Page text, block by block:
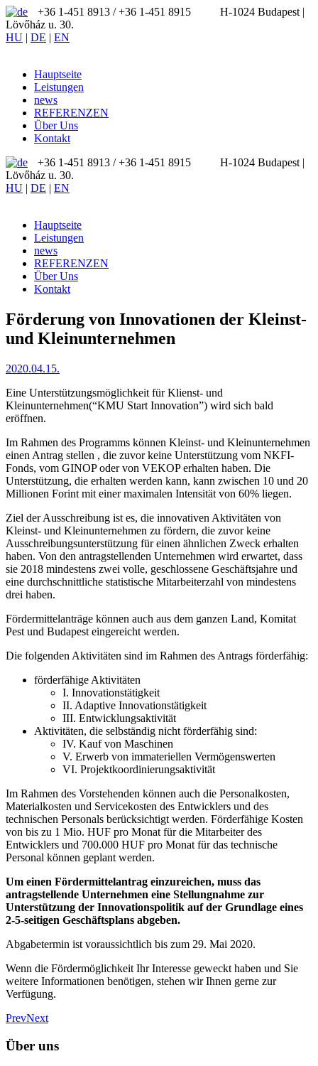
+36 1-451 8913 / ‪+36 1-451 8915
H-1024 Budapest |
Lövőház u. 30.
HU | DE | EN
Hauptseite
Leistungen
news
REFERENZEN
Über Uns
Kontakt
+36 1-451 8913 / ‪+36 1-451 8915
H-1024 Budapest |
Lövőház u. 30.
HU | DE | EN
Hauptseite
Leistungen
news
REFERENZEN
Über Uns
Kontakt
Förderung von Innovationen der Kleinst-
und Kleinunternehmen
2020.04.15.
Eine Unterstützungsmöglichkeit für Klienst- und
Kleinunternehmen(“KMU Start Innovation”) wird sich bald
eröffnen.
Im Rahmen des Programms können Kleinst- und Kleinunternehmen
einen Antrag stellen , die zuvor keine Unterstützung vom NKFI-
Fonds, vom GINOP oder von VEKOP erhalten haben. Die
Unterstützung, die erhalten werden kann, kann zwischen 10 und 20
Millionen Forint mit einer maximalen Intensität von 60% liegen.
Ziel der Ausschreibung ist es, die innovativen Aktivitäten von
Kleinst- und Kleinunternehmen zu fördern, die zuvor keine
Ausschreibungsunterstützung für einen ähnlichen Zweck erhalten
haben. Von den antragstellenden Unternehmen wird erwartet, dass
sie 2018 mindestens zwei volle, geschlossene Geschäftsjahre und
eine durchschnittliche statistische Mitarbeiterzahl von mindestens
drei haben.
Fördermittelanträge können auch aus dem ganzen Land, Komitat
Pest und Budapest eingereicht werden.
Die folgenden Aktivitäten sind im Rahmen des Antrags förderfähig:
förderfähige Aktivitäten
I. Innovationstätigkeit
II. Adaptive Innovationstätigkeit
III. Entwicklungsaktivität
Aktivitäten, die selbständig nicht förderfähig sind:
IV. Kauf von Maschinen
V. Erwerb von immateriellen Vermögenswerten
VI. Projektkoordinierungsaktivität
Im Rahmen des Vorstehenden können auch die Personalkosten,
Materialkosten und Servicekosten des Entwicklers und des
technischen Personals berücksichtigt werden. Förderfähige Kosten
von bis zu 1 Mio. HUF pro Monat für die Mitarbeiter des
Entwicklers und 700.000 HUF pro Monat für das technische
Personal können geplant werden.
Um einen Fördermittelantrag einzureichen, muss das
antragstellende Unternehmen eine Stellungnahme zur
Unterstützung der Innovationspolitik auf der Grundlage eines
2-5-seitigen Geschäftsplans abgeben.
Abgabetermin ist voraussichtlich bis zum 29. Mai 2020.
Wenn die Fördermöglichkeit Ihr Interesse geweckt haben und Sie
weitere Informationen benötigen, stehen wir Ihnen gerne zur
Verfügung.
PrevNext
Über uns